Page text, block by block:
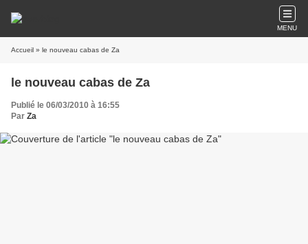
MENU
Accueil » le nouveau cabas de Za
le nouveau cabas de Za
Publié le 06/03/2010 à 16:55
Par Za